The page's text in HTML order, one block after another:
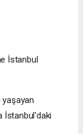
İstanbul
yaşayan
İstanbul'daki